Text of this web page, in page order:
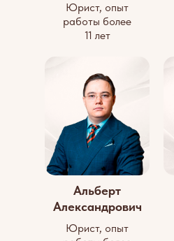
Юрист, опыт
работы более
11 лет
Альберт
Александрович
Юрист, опыт